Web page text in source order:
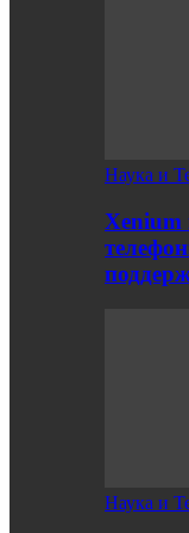
Наука и
Xenium
Наука и